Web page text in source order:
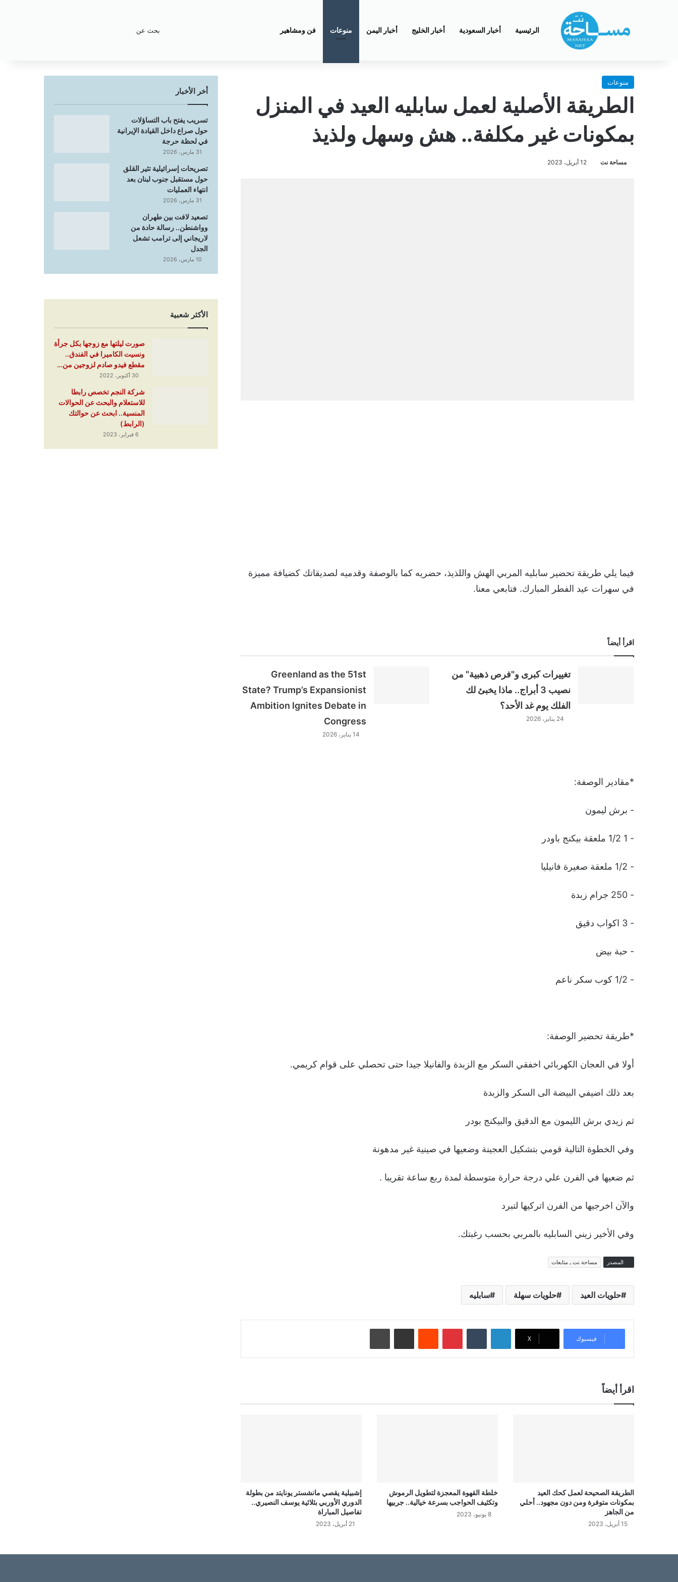
الرئيسية أخبار السعودية أخبار الخليج أخبار اليمن منوعات فن ومشاهير
منوعات
الطريقة الأصلية لعمل سابليه العيد في المنزل
بمكونات غير مكلفة.. هش وسهل ولذيذ
مساحة نت 12 أبريل، 2023
فيما يلي طريقة تحضير سابليه المربي الهش واللذيذ، حضريه كما بالوصفة وقدميه لصديقاتك كضيافة مميزة
في سهرات عيد الفطر المبارك. فتابعي معنا.
اقرأ أيضاً
تغييرات كبرى و"فرص ذهبية" من
نصيب 3 أبراج.. ماذا يخبئ لك
الفلك يوم غد الأحد؟
24 يناير، 2026
Greenland as the 51st
State? Trump’s Expansionist
Ambition Ignites Debate in
Congress
14 يناير، 2026
*مقادير الوصفة:
- برش ليمون
- 1 1/2 ملعقة بيكنج باودر
- 1/2 ملعقة صغيرة فانيليا
- 250 جرام زبدة
- 3 اكواب دقيق
- حبة بيض
- 1/2 كوب سكر ناعم
*طريقة تحضير الوصفة:
أولا في العجان الكهربائي اخفقي السكر مع الزبدة والفانيلا جيدا حتى تحصلي على قوام كريمي.
بعد ذلك اضيفي البيضة الى السكر والزبدة
ثم زيدي برش الليمون مع الدقيق والبيكنج بودر
وفي الخطوة التالية قومي بتشكيل العجينة وضعيها في صينية غير مدهونة
ثم ضعيها في الفرن علي درجة حرارة متوسطة لمدة ربع ساعة تقريبا .
والآن اخرجيها من الفرن اتركيها لتبرد
وفي الأخير زيني السابليه بالمربي بحسب رغبتك.
المصدر مساحة نت ـ متابعات
حلويات العيد حلويات سهلة سابليه
فيسبوك ‫X
لينكدإن بينتيريست
اقرأ أيضاً
الطريقة الصحيحة لعمل كحك العيد
بمكونات متوفرة ومن دون مجهود.. أحلي
من الجاهز
15 أبريل، 2023
خلطة القهوة المعجزة لتطويل الرموش
وتكثيف الحواجب بسرعة خيالية.. جربيها
8 يونيو، 2023
إشبيلية يقصي مانشستر يونايتد من بطولة
الدوري الأوربي بثلاثية يوسف النصيري..
تفاصيل المباراة
21 أبريل، 2023
أخر الأخبار
تسريب يفتح باب التساؤلات
حول صراع داخل القيادة الإيرانية
في لحظة حرجة
31 مارس، 2026
تصريحات إسرائيلية تثير القلق
حول مستقبل جنوب لبنان بعد
انتهاء العمليات
31 مارس، 2026
تصعيد لافت بين طهران
وواشنطن.. رسالة حادة من
لاريجاني إلى ترامب تشعل
الجدل
10 مارس، 2026
الأكثر شعبية
صورت ليلتها مع زوجها بكل جرأة
ونسيت الكاميرا في الفندق..
مقطع فيدو صادم لزوجين من…
30 أكتوبر، 2022
شركة النجم تخصص رابطا
للاستعلام والبحث عن الحوالات
المنسية.. ابحث عن حوالتك
(الرابط)
6 فبراير، 2023